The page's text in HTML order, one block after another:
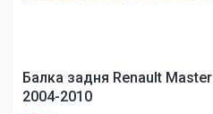
Балка задня Renault Master
2004-2010